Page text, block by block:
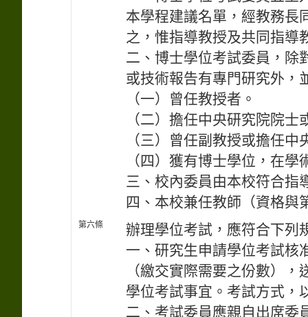
本學程建議名單，經教務長
之，惟指導教授及共同指導
二、博士學位考試委員，除
或技術報告有專門研究外，
（一）曾任教授者。
（二）擔任中央研究院院
（三）曾任副教授或擔任
（四）獲有博士學位，在學
三、校內委員由本校符合指
四、本校兼任教師（資格與
第六條
辦理學位考試，應符合下列
一、研究生申請學位考試核
（繳交實際需要之份數）
學位考試事宜。考試方式，
二、考試委員應親自出席委